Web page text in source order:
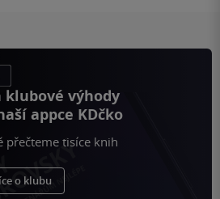
klubové výhody
appce KDčko
přečteme tisíce knih
o klubu